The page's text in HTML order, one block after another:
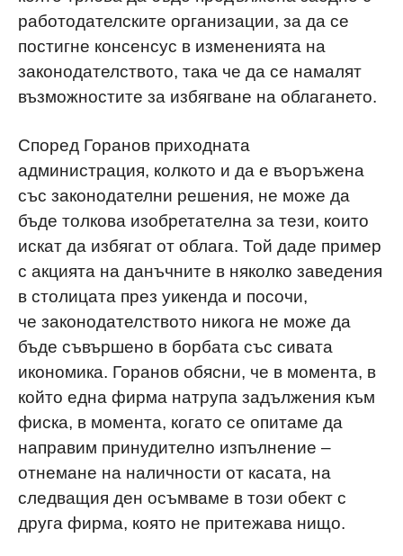
работодателските организации, за да се
постигне консенсус в измененията на
законодателството, така че да се намалят
възможностите за избягване на облагането.
Според Горанов приходната
администрация, колкото и да е въоръжена
със законодателни решения, не може да
бъде толкова изобретателна за тези, които
искат да избягат от облага. Той даде пример
с акцията на данъчните в няколко заведения
в столицата през уикенда и посочи,
че законодателството никога не може да
бъде съвършено в борбата със сивата
икономика. Горанов обясни, че в момента, в
който една фирма натрупа задължения към
фиска, в момента, когато се опитаме да
направим принудително изпълнение –
отнемане на наличности от касата, на
следващия ден осъмваме в този обект с
друга фирма, която не притежава нищо.